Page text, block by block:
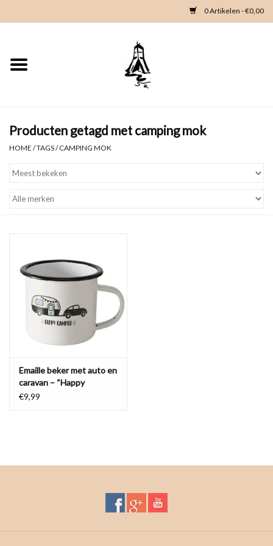
0 Artikelen - €0,00
Home
Kleding
Waterkaart
Contact
Waterproof tassen
Nieuws
Producten getagd met camping mok
HOME /TAGS/CAMPING MOK
Emaille beker met auto en
caravan – “Happy
Camper”
€9,99